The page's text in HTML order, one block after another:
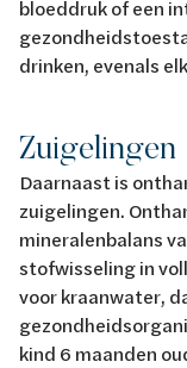
bloeddruk of een
drinken, evenals
Zuigelingen
Daarnaast is
zuigelingen.
mineralenbalans
stofwisseling in
voor kraanwater,
kind 6 maanden